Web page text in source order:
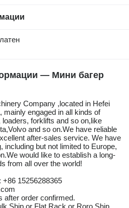
— Мини багер
Company ,located in Hefei
mainly engaged in all kinds of
forklifts and so on,like
and so on.We have reliable
after-sales service. We have
including but not limited to Europe,
would like to establish a long-
from all over the world!
+86 15256288365
after order confirmed.